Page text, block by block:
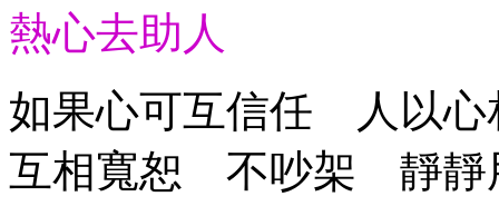
熱心去助人
如果心可互信任 人以心
互相寬恕 不吵架 靜靜